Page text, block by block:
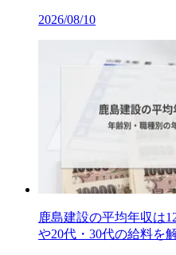
2026/08/10
鹿島建設の平均年収は
や20代・30代の給料を